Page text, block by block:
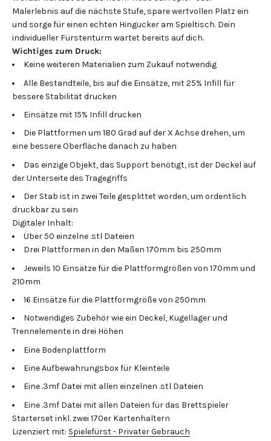
Malerlebnis auf die nächste Stufe, spare wertvollen Platz ein
und sorge für einen echten Hingucker am Spieltisch. Dein
individueller Fürstenturm wartet bereits auf dich.
Wichtiges zum Druck:
Keine weiteren Materialien zum Zukauf notwendig
Alle Bestandteile, bis auf die Einsätze, mit 25% Infill für
bessere Stabilität drucken
Einsätze mit 15% Infill drucken
Die Plattformen um 180 Grad auf der X Achse drehen, um
eine bessere Oberfläche danach zu haben
Das einzige Objekt, das Support benötigt, ist der Deckel auf
der Unterseite des Tragegriffs
Der Stab ist in zwei Teile gesplittet worden, um ordentlich
druckbar zu sein
Digitaler Inhalt:
Über 50 einzelne .stl Dateien
Drei Plattformen in den Maßen 170mm bis 250mm
Jeweils 10 Einsätze für die Plattformgrößen von 170mm und
210mm
16 Einsätze für die Plattformgröße von 250mm
Notwendiges Zubehör wie ein Deckel, Kugellager und
Trennelemente in drei Höhen
Eine Bodenplattform
Eine Aufbewahrungsbox für Kleinteile
Eine .3mf Datei mit allen einzelnen .stl Dateien
Eine .3mf Datei mit allen Dateien für das Brettspieler
Starterset inkl. zwei 170er Kartenhaltern
Lizenziert mit: Spielefürst - Privater Gebrauch